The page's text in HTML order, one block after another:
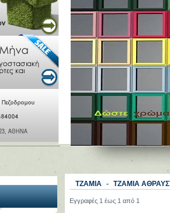
ΤΖΑΜΙΑ - ΤΖΑΜΙΑ
Εγγραφές 1 έως 1 από 1